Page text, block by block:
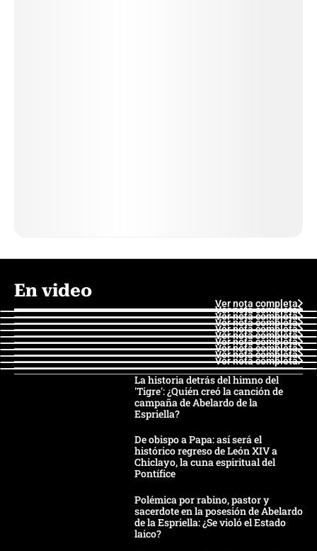
En video
Ver nota completa
Ver nota completa
Ver nota completa
Ver nota completa
Ver nota completa
Ver nota completa
Ver nota completa
Ver nota completa
Ver nota completa
Ver nota completa
La historia detrás del himno del
'Tigre': ¿Quién creó la canción de
campaña de Abelardo de la
Espriella?
De obispo a Papa: así será el
histórico regreso de León XIV a
Chiclayo, la cuna espiritual del
Pontífice
Polémica por rabino, pastor y
sacerdote en la posesión de Abelardo
de la Espriella: ¿Se violó el Estado
laico?